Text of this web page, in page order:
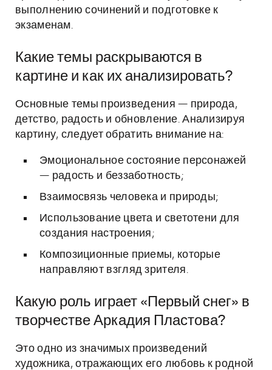
выполнению сочинений и подготовке к
экзаменам.
Какие темы раскрываются в
картине и как их анализировать?
Основные темы произведения — природа,
детство, радость и обновление. Анализируя
картину, следует обратить внимание на:
Эмоциональное состояние персонажей
— радость и беззаботность;
Взаимосвязь человека и природы;
Использование цвета и светотени для
создания настроения;
Композиционные приемы, которые
направляют взгляд зрителя.
Какую роль играет «Первый снег» в
творчестве Аркадия Пластова?
Это одно из значимых произведений
художника, отражающих его любовь к родной